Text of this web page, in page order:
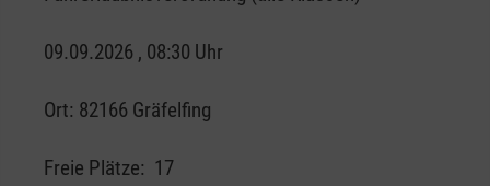
09.09.2026 , 08:30 Uhr
Ort: 82166 Gräfelfing
Freie Plätze: 17